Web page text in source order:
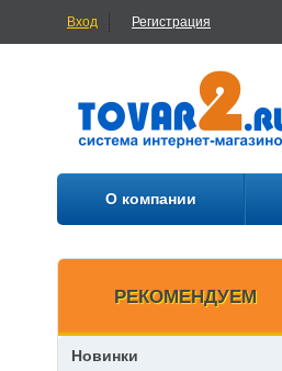
Вход Регистрация
О компании
РЕКОМЕНДУЕМ
Новинки